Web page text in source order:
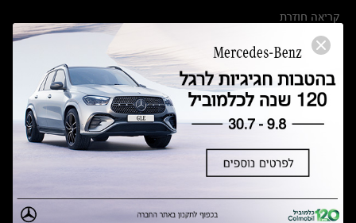
קריאה חוזרת
הודעה על הטבות לרכבי מרצדס בהסדר פשרה בתצ 56447-02-19
תקנון ימי מכירות 120 לכלמוביל
מצאו אותנו
אולמות תצוגה